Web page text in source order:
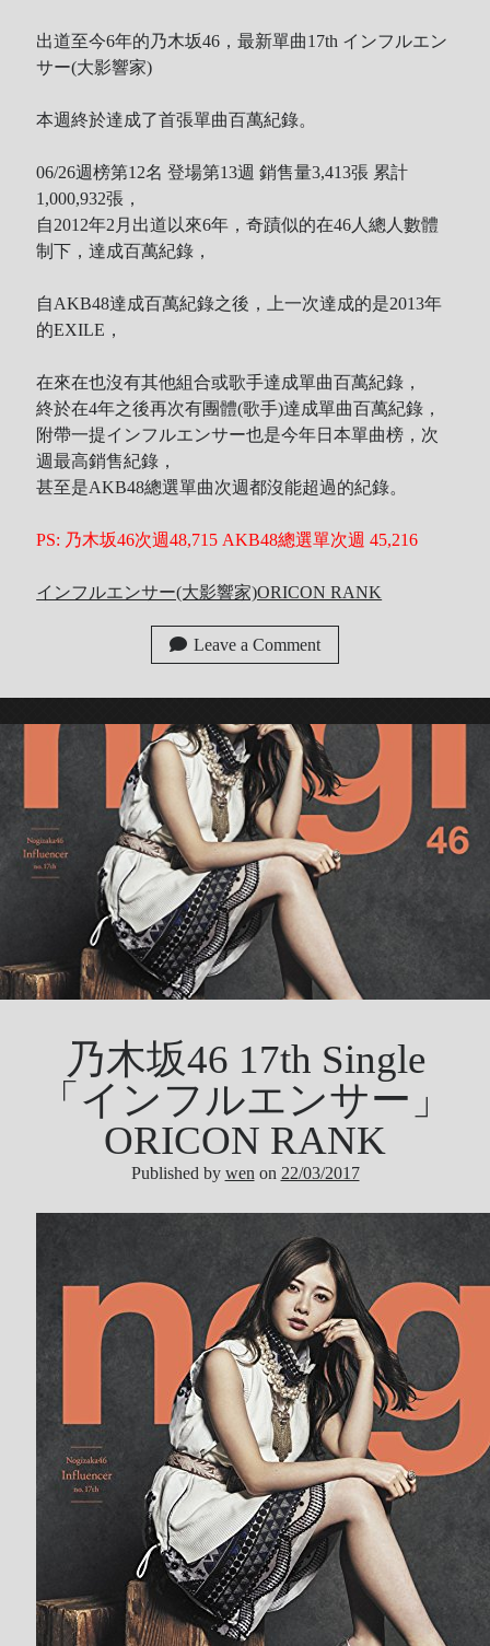
出道至今6年的乃木坂46，最新單曲17th インフルエン
サー(大影響家)
本週終於達成了首張單曲百萬紀錄。
06/26週榜第12名 登場第13週 銷售量3,413張 累計
1,000,932張，
自2012年2月出道以來6年，奇蹟似的在46人總人數體
制下，達成百萬紀錄，
自AKB48達成百萬紀錄之後，上一次達成的是2013年
的EXILE，
在來在也沒有其他組合或歌手達成單曲百萬紀錄，
終於在4年之後再次有團體(歌手)達成單曲百萬紀錄，
附帶一提インフルエンサー也是今年日本單曲榜，次
週最高銷售紀錄，
甚至是AKB48總選單曲次週都沒能超過的紀錄。
PS: 乃木坂46次週48,715 AKB48總選單次週 45,216
インフルエンサー(大影響家)ORICON RANK
Leave a Comment
乃木坂46 17th Single
「インフルエンサー」
ORICON RANK
Published by wen on 22/03/2017